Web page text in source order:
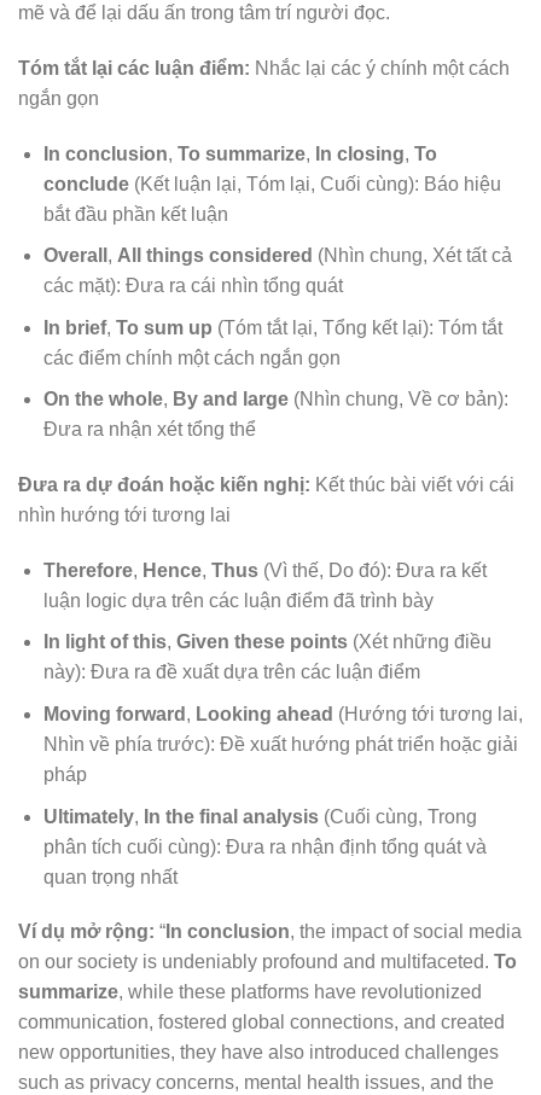
mẽ và để lại dấu ấn trong tâm trí người đọc.
Tóm tắt lại các luận điểm: Nhắc lại các ý chính một cách
ngắn gọn
In conclusion, To summarize, In closing, To
conclude(Kết luận lại, Tóm lại, Cuối cùng): Báo hiệu
bắt đầu phần kết luận
Overall , All things considered (Nhìn chung, Xét tất cả
các mặt): Đưa ra cái nhìn tổng quát
In brief, To sum up (Tóm tắt lại, Tổng kết lại): Tóm tắt
các điểm chính một cách ngắn gọn
On the whole, By and large(Nhìn chung, Về cơ bản):
Đưa ra nhận xét tổng thể
Đưa ra dự đoán hoặc kiến nghị: Kết thúc bài viết với cái
nhìn hướng tới tương lai
Therefore, Hence, Thus(Vì thế, Do đó): Đưa ra kết
luận logic dựa trên các luận điểm đã trình bày
In light of this, Given these points(Xét những điều
này): Đưa ra đề xuất dựa trên các luận điểm
Moving forward , Looking ahead (Hướng tới tương lai,
Nhìn về phía trước): Đề xuất hướng phát triển hoặc giải
pháp
Ultimately, In the final analysis(Cuối cùng, Trong
phân tích cuối cùng): Đưa ra nhận định tổng quát và
quan trọng nhất
Ví dụ mở rộng: “ In conclusion, the impact of social media
on our society is undeniably profound and multifaceted. To
summarize, while these platforms have revolutionized
communication, fostered global connections, and created
new opportunities, they have also introduced challenges
such as privacy concerns, mental health issues, and the